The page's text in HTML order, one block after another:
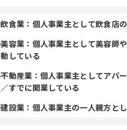
飲食業：個人事業主として飲食店
美容業：個人事業主として美容師
動している
不動産業：個人事業主としてアパ
／すでに開業している
建設業：個人事業主の一人親方と